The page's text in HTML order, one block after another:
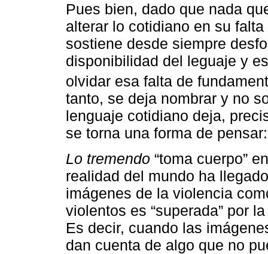
Pues bien, dado que nada
alterar lo cotidiano en su
sostiene desde siempre
disponibilidad del leguaje y
olvidar esa falta de
tanto, se deja nombrar y no
lenguaje cotidiano deja,
se torna una forma de
Lo tremendo “toma cuerpo”
realidad del mundo ha
imágenes de la violencia
violentos es “superada” por
Es decir, cuando las
dan cuenta de algo que no